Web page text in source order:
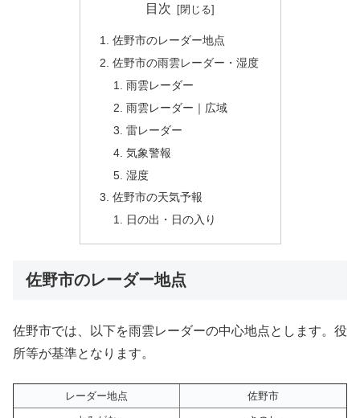
目次
佐野市のレーダー地点
佐野市の雨雲レーダー・湿度
雨雲レーダー
雨雲レーダー｜広域
雷レーダー
気象警報
湿度
佐野市の天気予報
日の出・日の入り
佐野市のレーダー地点
佐野市では、以下を雨雲レーダーの中心地点とします。役
所等が基準となります。
レーダー地点
佐野市